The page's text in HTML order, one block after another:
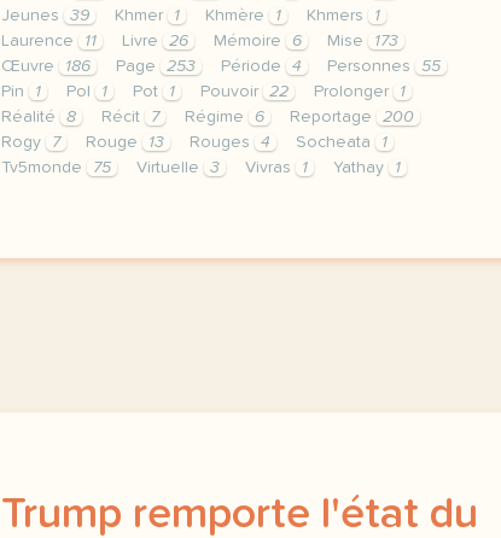
Jeunes
39 Khmer 1 Khmère 1 Khmers
1
Laurence
11 Livre 26 Mémoire 6 Mise
173
Œuvre
186 Page 253 Période 4 Personnes
55
Pin
1 Pol 1 Pot 1 Pouvoir 22 Prolonger
1
Réalité
8 Récit 7 Régime 6 Reportage
200
Rogy
7 Rouge 13 Rouges 4 Socheata
1
Tv5monde
75 Virtuelle 3 Vivras 1 Yathay 1
Trump remporte l'état du